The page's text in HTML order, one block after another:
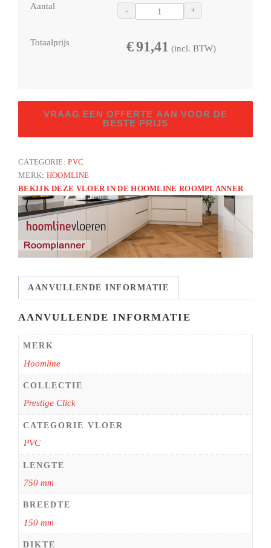
Aantal - +
Totaalprijs €91,41 (incl. BTW)
Click
5052
aantal
VRAAG EEN OFFERTE AAN VOOR DE
BESTE PRIJS
CATEGORIE:PVC
MERK: HOOMLINE
BEKIJK DEZE VLOER IN DE HOOMLINE ROOMPLANNER
AANVULLENDE INFORMATIE
AANVULLENDE INFORMATIE
MERK
Hoomline
COLLECTIE
Prestige Click
CATEGORIE VLOER
PVC
LENGTE
750 mm
BREEDTE
150 mm
DIKTE